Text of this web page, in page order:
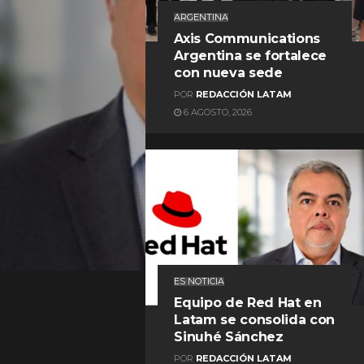
ARGENTINA
Axis Communications
Argentina se fortalece
con nueva sede
POR REDACCIÓN LATAM
6 AGOSTO, 2026
ES NOTICIA
Equipo de Red Hat en
Latam se consolida con
Sinuhé Sánchez
POR REDACCIÓN LATAM